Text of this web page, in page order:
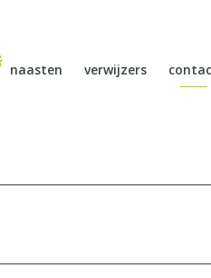
naasten verwijzers